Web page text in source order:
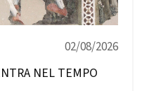
02/08/2026
NEL TEMPO